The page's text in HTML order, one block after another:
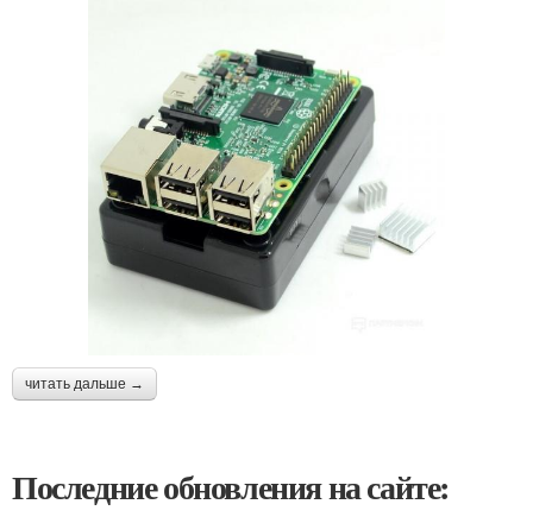
читать дальше →
Последние обновления на сайте: